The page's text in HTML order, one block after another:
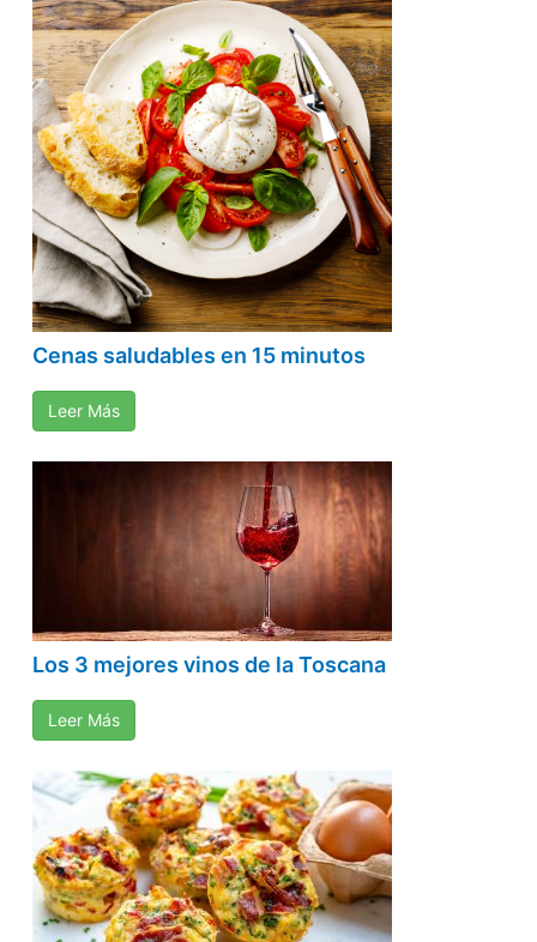
Cenas saludables en 15 minutos
Leer Más
Los 3 mejores vinos de la Toscana
Leer Más